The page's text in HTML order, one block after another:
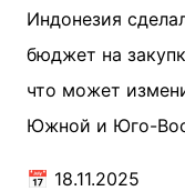
Индонезия
бюджет на
что может
Южной и Юго-
📅 18.11.2025